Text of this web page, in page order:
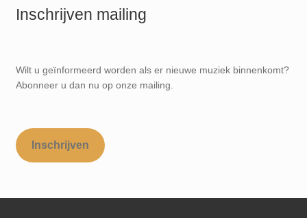
Inschrijven mailing
Wilt u geïnformeerd worden als er nieuwe muziek binnenkomt?
Abonneer u dan nu op onze mailing.
Inschrijven